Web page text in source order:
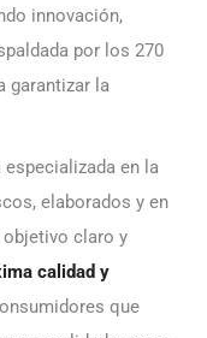
innovación,
por los 270
garantizar la
especializada en la
elaborados y en
objetivo claro y
calidad y
que